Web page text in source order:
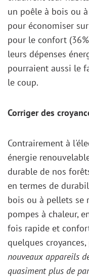
un poêle à bois ou
pour économiser
pour le confort
leurs dépenses
pourraient aussi le
le coup.
Corriger des
Contrairement à
énergie
durable de nos
en termes de
bois ou à pellets se
pompes à chaleur,
fois rapide et
quelques
nouveaux appareils
quasiment plus de